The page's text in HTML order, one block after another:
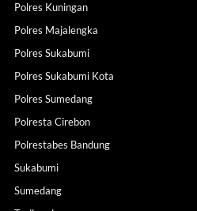
Polres Kuningan
Polres Majalengka
Polres Sukabumi
Polres Sukabumi Kota
Polres Sumedang
Polresta Cirebon
Polrestabes Bandung
Sukabumi
Sumedang